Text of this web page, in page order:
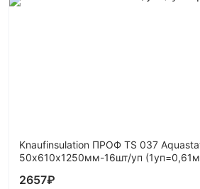
Knaufinsulation ПРОФ TS 037
50х610х1250мм-16шт/уп
2657₽